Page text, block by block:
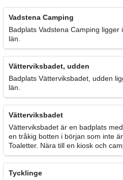
Vadstena Camping
Badplats Vadstena Camping ligger
län.
Vätterviksbadet, udden
Badplats Vätterviksbadet, udden
län.
Vätterviksbadet
Vätterviksbadet är en badplats
en tråkig botten i början som inte
Toaletter. Nära till en kiosk och
Tycklinge